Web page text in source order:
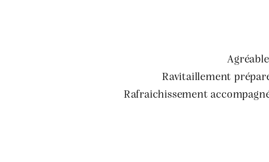
Ravitaillement
Rafraichissement